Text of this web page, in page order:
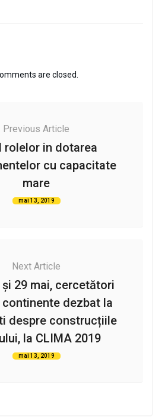
are closed.
Previous Article
rolelor in dotarea
cu capacitate
mare
mai 13, 2019
Next Article
29 mai, cercetători
continente dezbat la
despre construcțiile
la CLIMA 2019
mai 13, 2019